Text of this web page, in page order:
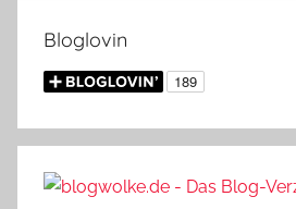
Bloglovin